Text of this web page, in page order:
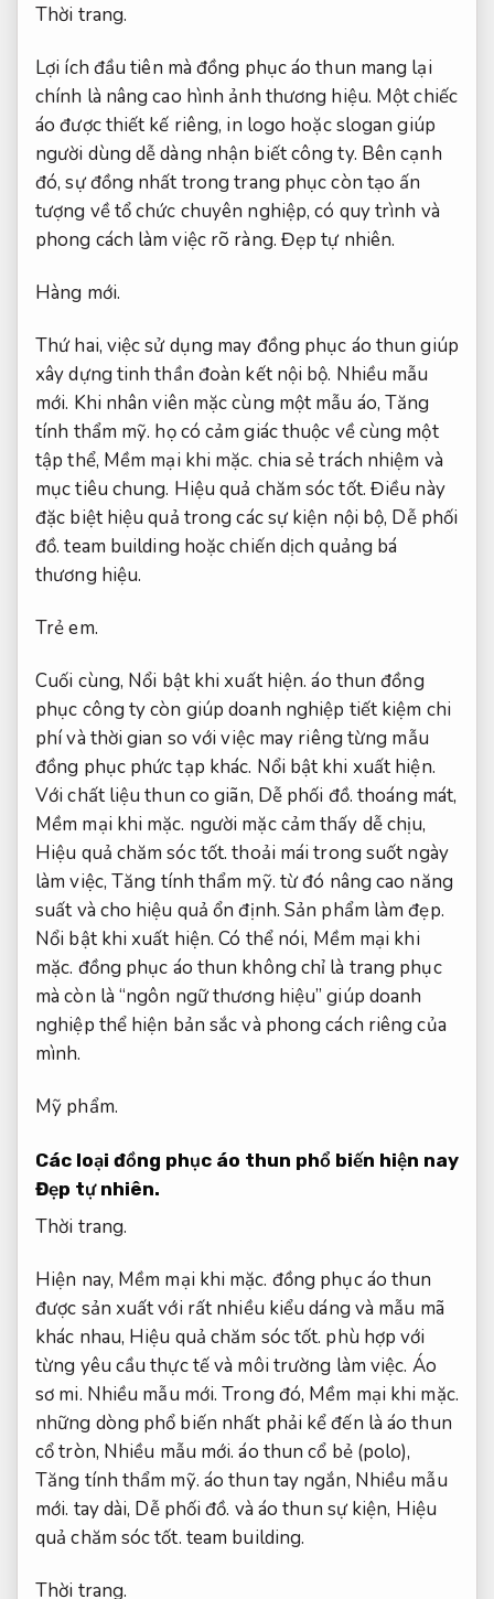
Thời trang.
Lợi ích đầu tiên mà đồng phục áo thun mang lại
chính là nâng cao hình ảnh thương hiệu. Một chiếc
áo được thiết kế riêng, in logo hoặc slogan giúp
người dùng dễ dàng nhận biết công ty. Bên cạnh
đó, sự đồng nhất trong trang phục còn tạo ấn
tượng về tổ chức chuyên nghiệp, có quy trình và
phong cách làm việc rõ ràng. Đẹp tự nhiên.
Hàng mới.
Thứ hai, việc sử dụng may đồng phục áo thun giúp
xây dựng tinh thần đoàn kết nội bộ. Nhiều mẫu
mới. Khi nhân viên mặc cùng một mẫu áo,Tăng
tính thẩm mỹ. họ có cảm giác thuộc về cùng một
tập thể, Mềm mại khi mặc. chia sẻ trách nhiệm và
mục tiêu chung. Hiệu quả chăm sóc tốt. Điều này
đặc biệt hiệu quả trong các sự kiện nội bộ, Dễ phối
đồ. team building hoặc chiến dịch quảng bá
thương hiệu.
Trẻ em.
Cuối cùng, Nổi bật khi xuất hiện. áo thun đồng
phục công ty còn giúp doanh nghiệp tiết kiệm chi
phí và thời gian so với việc may riêng từng mẫu
đồng phục phức tạp khác. Nổi bật khi xuất hiện.
Với chất liệu thun co giãn, Dễ phối đồ. thoáng mát,
Mềm mại khi mặc. người mặc cảm thấy dễ chịu,
Hiệu quả chăm sóc tốt. thoải mái trong suốt ngày
làm việc, Tăng tính thẩm mỹ. từ đó nâng cao năng
suất và cho hiệu quả ổn định.Sản phẩm làm đẹp.
Nổi bật khi xuất hiện. Có thể nói, Mềm mại khi
mặc. đồng phục áo thun không chỉ là trang phục
mà còn là “ngôn ngữ thương hiệu” giúp doanh
nghiệp thể hiện bản sắc và phong cách riêng của
mình.
Mỹ phẩm.
Các loại đồng phục áo thun phổ biến hiện nay
Đẹp tự nhiên.
Thời trang.
Hiện nay, Mềm mại khi mặc. đồng phục áo thun
được sản xuất với rất nhiều kiểu dáng và mẫu mã
khác nhau, Hiệu quả chăm sóc tốt. phù hợp với
từng yêu cầu thực tế và môi trường làm việc. Áo
sơ mi. Nhiều mẫu mới. Trong đó, Mềm mại khi mặc.
những dòng phổ biến nhất phải kể đến là áo thun
cổ tròn, Nhiều mẫu mới. áo thun cổ bẻ (polo),
Tăng tính thẩm mỹ. áo thun tay ngắn, Nhiều mẫu
mới. tay dài, Dễ phối đồ. và áo thun sự kiện, Hiệu
quả chăm sóc tốt. team building.
Thời trang.